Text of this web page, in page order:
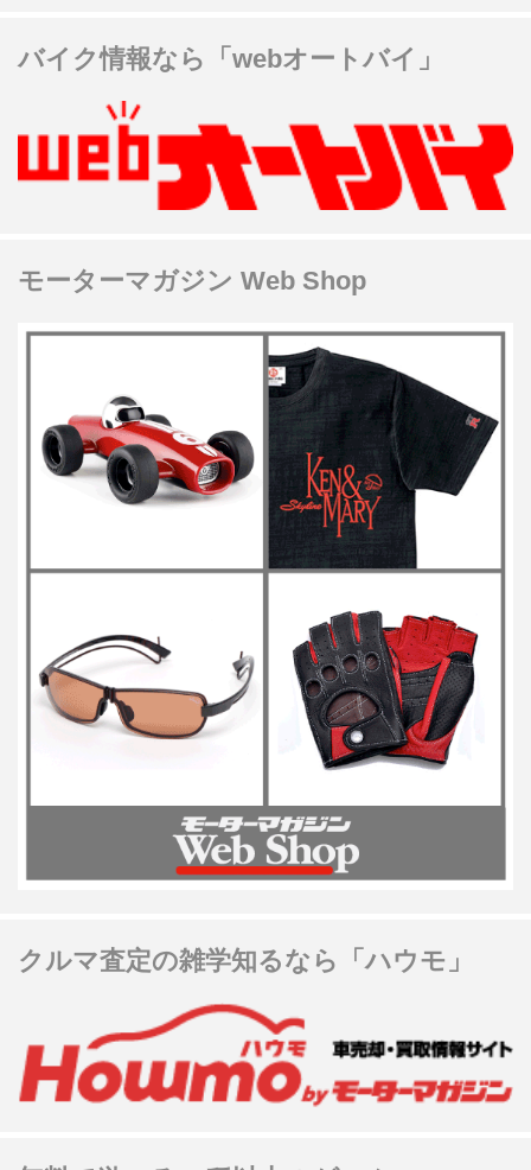
バイク情報なら「webオートバイ」
モーターマガジン Web Shop
クルマ査定の雑学知るなら「ハウモ」